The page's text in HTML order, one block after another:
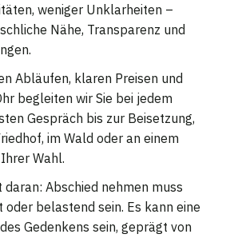
weniger Unklarheiten –
Nähe, Transparenz und
Abläufen, klaren Preisen und
begleiten wir Sie bei jedem
Gespräch bis zur Beisetzung,
im Wald oder an einem
Wahl.
Abschied nehmen muss
belastend sein. Es kann eine
Gedenkens sein, geprägt von